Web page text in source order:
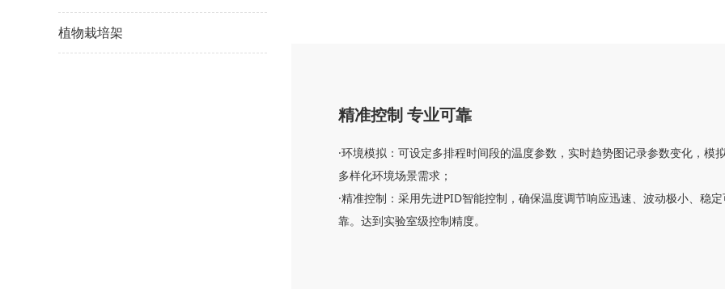
植物栽培架
精准控制 专业可靠
·环境模拟：可设定多排程时间段的温度参数，实时趋势图记录参数变化，模
多样化环境场景需求；
·精准控制：采用先进PID智能控制，确保温度调节响应迅速、波动极小、稳
靠。达到实验室级控制精度。